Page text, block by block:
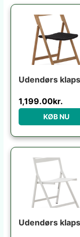
1,199.00kr.
KØB NU